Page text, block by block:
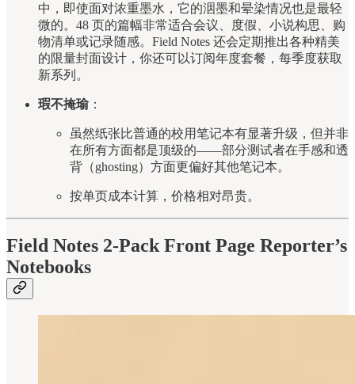
中，即使面对浓重墨水，它的洇墨和晕染情况也是最轻
微的。48 页的篇幅非常适合会议、度假、小说构思、购
物清单或记录随感。Field Notes 还会定期推出各种精美
的限量封面设计，你还可以订阅年度套餐，每季度获取
新系列。
瑕不掩瑜 ：
虽然纸张比普通的校用笔记本有显著升级，但并非
在所有方面都是顶级的——部分测试者在手感和透
背（ghosting）方面更偏好其他笔记本。
按单页成本计算，价格相对昂贵。
Field Notes 2-Pack Front Page Reporter’s
Notebooks